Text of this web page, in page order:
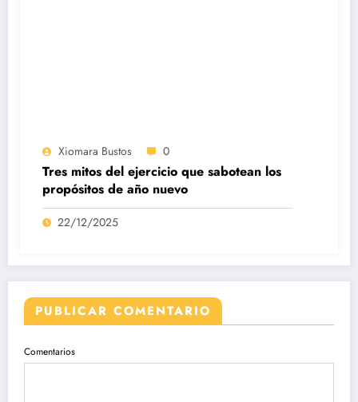
Xiomara Bustos 0
Tres mitos del ejercicio que sabotean los
propósitos de año nuevo
22/12/2025
PUBLICAR COMENTARIO
Comentarios